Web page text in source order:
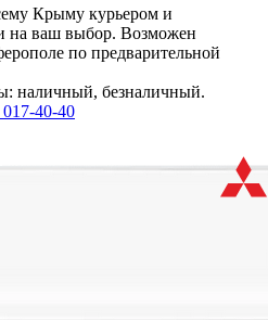
Крыму курьером и
на ваш выбор. Возможен
по предварительной
наличный, безналичный.
40-40